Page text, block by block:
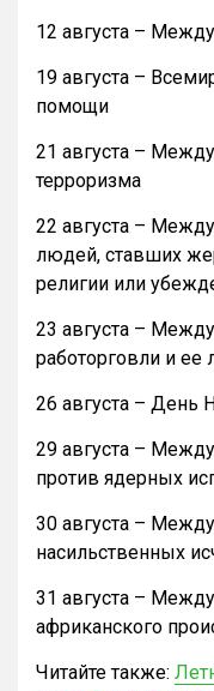
12 августа –
19 августа –
помощи
21 августа –
терроризма
22 августа –
людей, ставших
религии или
23 августа –
работорговли и ее
26 августа – День
29 августа –
против ядерных
30 августа –
насильственных
31 августа –
африканского
Читайте также: